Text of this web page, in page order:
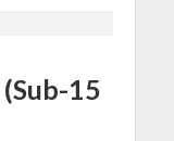
15